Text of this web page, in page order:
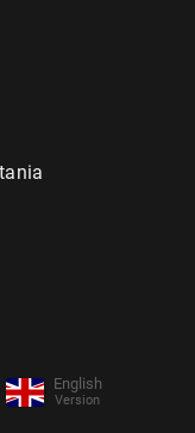
English
Version